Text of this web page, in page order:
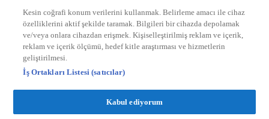
Kesin coğrafi konum verilerini kullanmak. Belirleme amacı ile cihaz
özelliklerini aktif şekilde taramak. Bilgileri bir cihazda depolamak
ve/veya onlara cihazdan erişmek. Kişiselleştirilmiş reklam ve içerik,
reklam ve içerik ölçümü, hedef kitle araştırması ve hizmetlerin
geliştirilmesi.
İş Ortakları Listesi (satıcılar)
Kabul ediyorum